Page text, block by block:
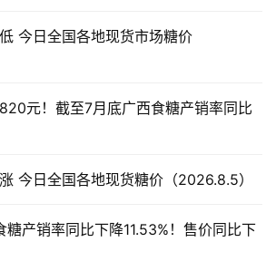
今日全国各地现货市场糖价
元！截至7月底广西食糖产销率同比
今日全国各地现货糖价（2026.8.5）
糖产销率同比下降11.53%！售价同比下